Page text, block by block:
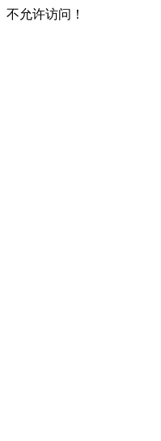
不允许访问！